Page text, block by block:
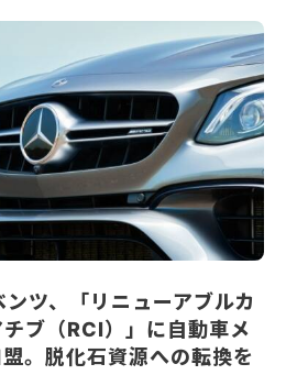
ツ、「リニューアブルカ
ブ（RCI）」に自動車メ
。脱化石資源への転換を